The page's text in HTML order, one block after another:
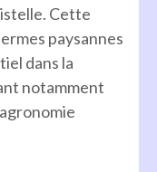
Cette
paysannes
dans la
notamment